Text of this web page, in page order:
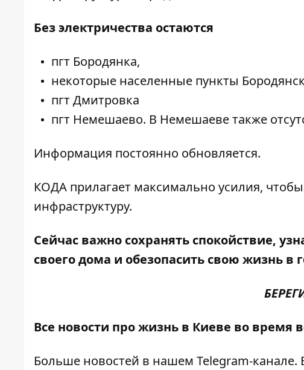
Без электричества остаются
пгт Бородянка,
некоторые населенные пункты
пгт Дмитровка
пгт Немешаево. В Немешаеве также
Информация постоянно обновляется.
КОДА прилагает максимально усилия,
инфраструктуру.
Сейчас важно сохранять спокойствие,
своего дома и обезопасить свою жизнь в
Все новости про жизнь в Киеве во время
Больше новостей в нашем Telegram-канале.